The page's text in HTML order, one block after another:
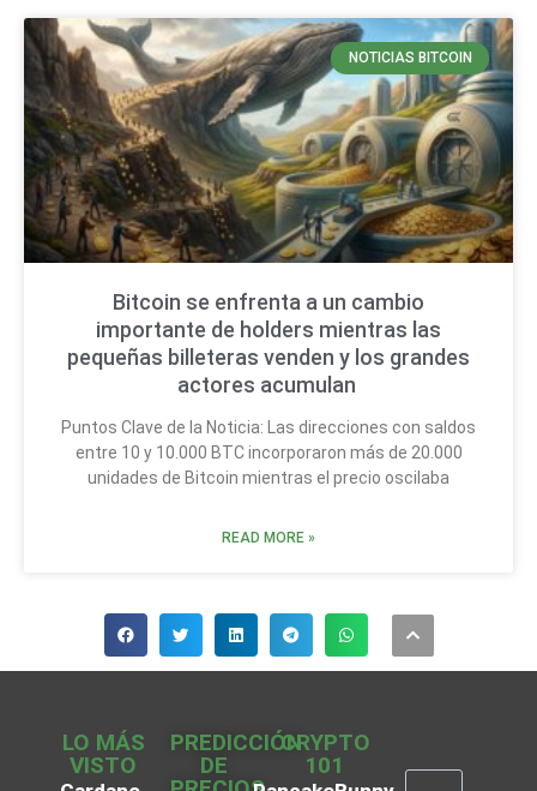
NOTICIAS BITCOIN
Bitcoin se enfrenta a un cambio
importante de holders mientras las
pequeñas billeteras venden y los grandes
actores acumulan
Puntos Clave de la Noticia: Las direcciones con saldos
entre 10 y 10.000 BTC incorporaron más de 20.000
unidades de Bitcoin mientras el precio oscilaba
READ MORE »
LO MÁS
VISTO
PREDICCIÓN
DE
CRYPTO
101